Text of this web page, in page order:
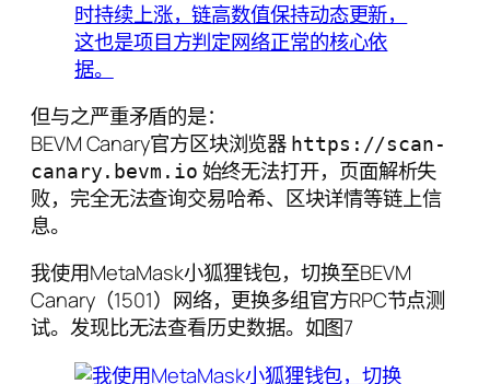
但与之严重矛盾的是：
BEVM Canary官方区块浏览器 https://scan-
canary.bevm.io 始终无法打开，页面解析失
败，完全无法查询交易哈希、区块详情等链上信
息。
我使用MetaMask小狐狸钱包，切换至BEVM
Canary（1501）网络，更换多组官方RPC节点测
试。发现比无法查看历史数据。如图7